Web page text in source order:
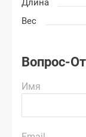
Длина
Вес
Вопрос-
Имя